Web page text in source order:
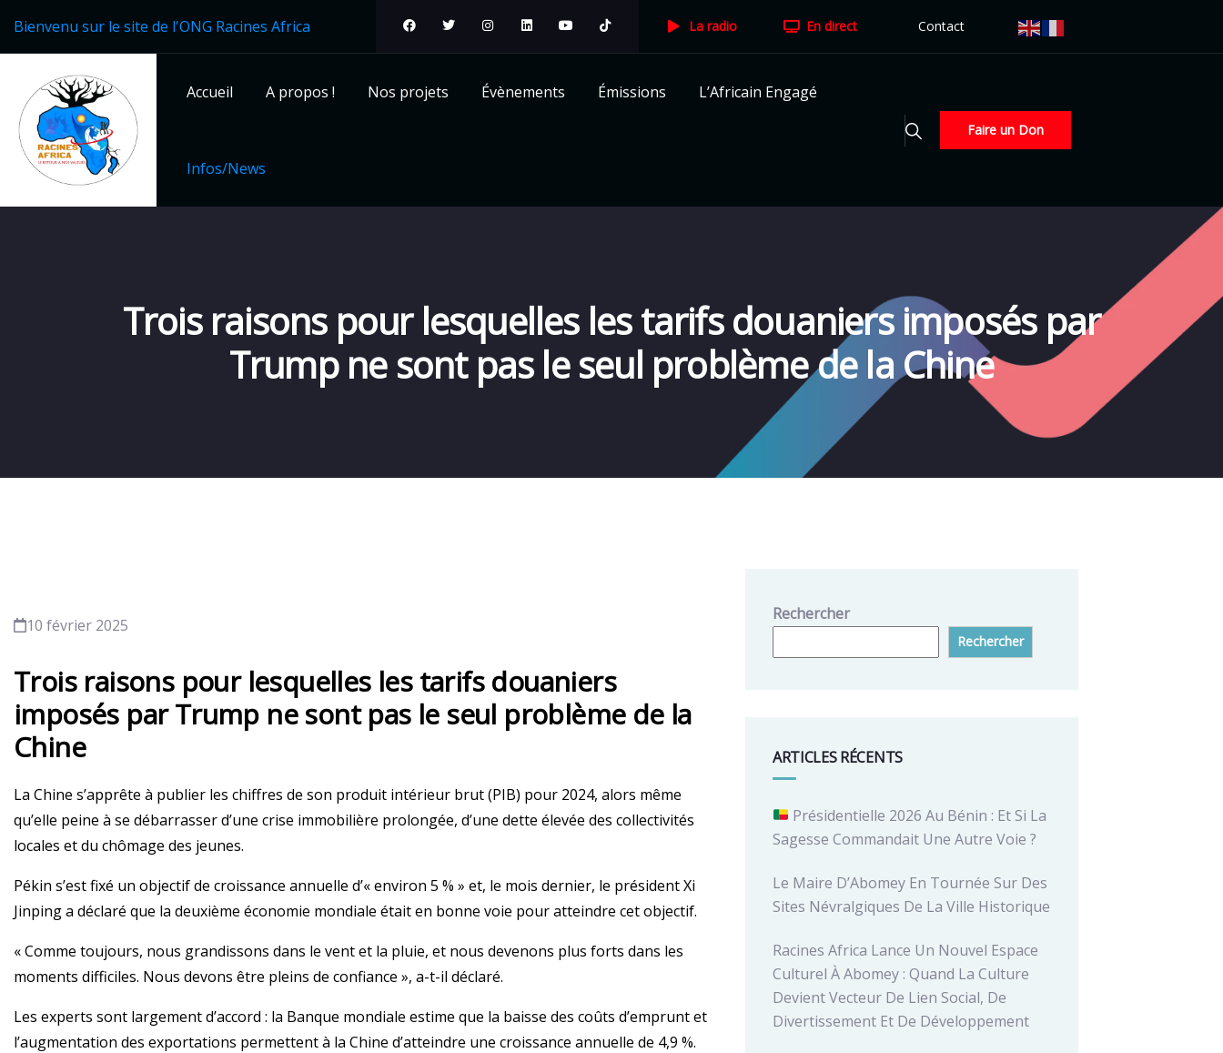
Bienvenu sur le site de l'ONG Racines Africa La radio En direct Contact
Accueil A propos ! Nos projets Évènements Émissions L’Africain Engagé
Infos/News
Faire un Don
Trois raisons pour lesquelles les tarifs douaniers imposés par
Trump ne sont pas le seul problème de la Chine
10 février 2025
Trois raisons pour lesquelles les tarifs douaniers
imposés par Trump ne sont pas le seul problème de la
Chine
La Chine s’apprête à publier les chiffres de son produit intérieur brut (PIB) pour 2024, alors même
qu’elle peine à se débarrasser d’une crise immobilière prolongée, d’une dette élevée des collectivités
locales et du chômage des jeunes.
Pékin s’est fixé un objectif de croissance annuelle d’« environ 5 % » et, le mois dernier, le président Xi
Jinping a déclaré que la deuxième économie mondiale était en bonne voie pour atteindre cet objectif.
« Comme toujours, nous grandissons dans le vent et la pluie, et nous devenons plus forts dans les
moments difficiles. Nous devons être pleins de confiance », a-t-il déclaré.
Les experts sont largement d’accord : la Banque mondiale estime que la baisse des coûts d’emprunt et
l’augmentation des exportations permettent à la Chine d’atteindre une croissance annuelle de 4,9 %.
Rechercher
Rechercher
ARTICLES RÉCENTS
Présidentielle 2026 Au Bénin : Et Si La
Sagesse Commandait Une Autre Voie ?
Le Maire D’Abomey En Tournée Sur Des
Sites Névralgiques De La Ville Historique
Racines Africa Lance Un Nouvel Espace
Culturel À Abomey : Quand La Culture
Devient Vecteur De Lien Social, De
Divertissement Et De Développement